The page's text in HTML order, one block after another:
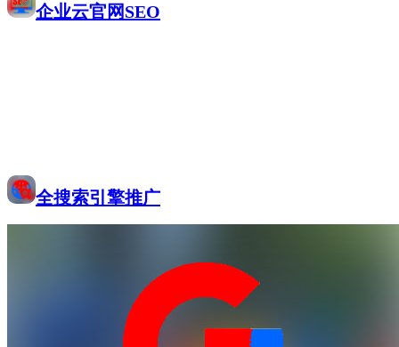
企业云官网SEO
全搜索引擎推广